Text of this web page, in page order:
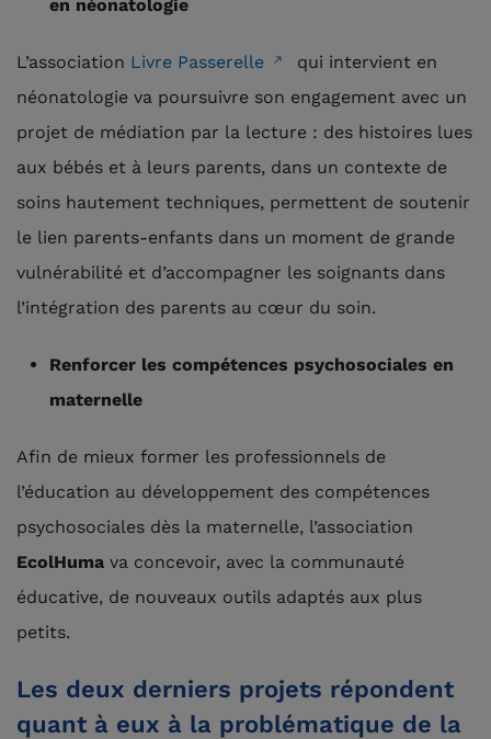
en néonatologie
L’association Livre Passerelle
qui intervient en
néonatologie va poursuivre son engagement avec un
projet de médiation par la lecture : des histoires lues
aux bébés et à leurs parents, dans un contexte de
soins hautement techniques, permettent de soutenir
le lien parents-enfants dans un moment de grande
vulnérabilité et d’accompagner les soignants dans
l’intégration des parents au cœur du soin.
Renforcer les compétences psychosociales en
maternelle
Afin de mieux former les professionnels de
l’éducation au développement des compétences
psychosociales dès la maternelle, l’association
EcolHuma va concevoir, avec la communauté
éducative, de nouveaux outils adaptés aux plus
petits.
Les deux derniers projets répondent
quant à eux à la problématique de la